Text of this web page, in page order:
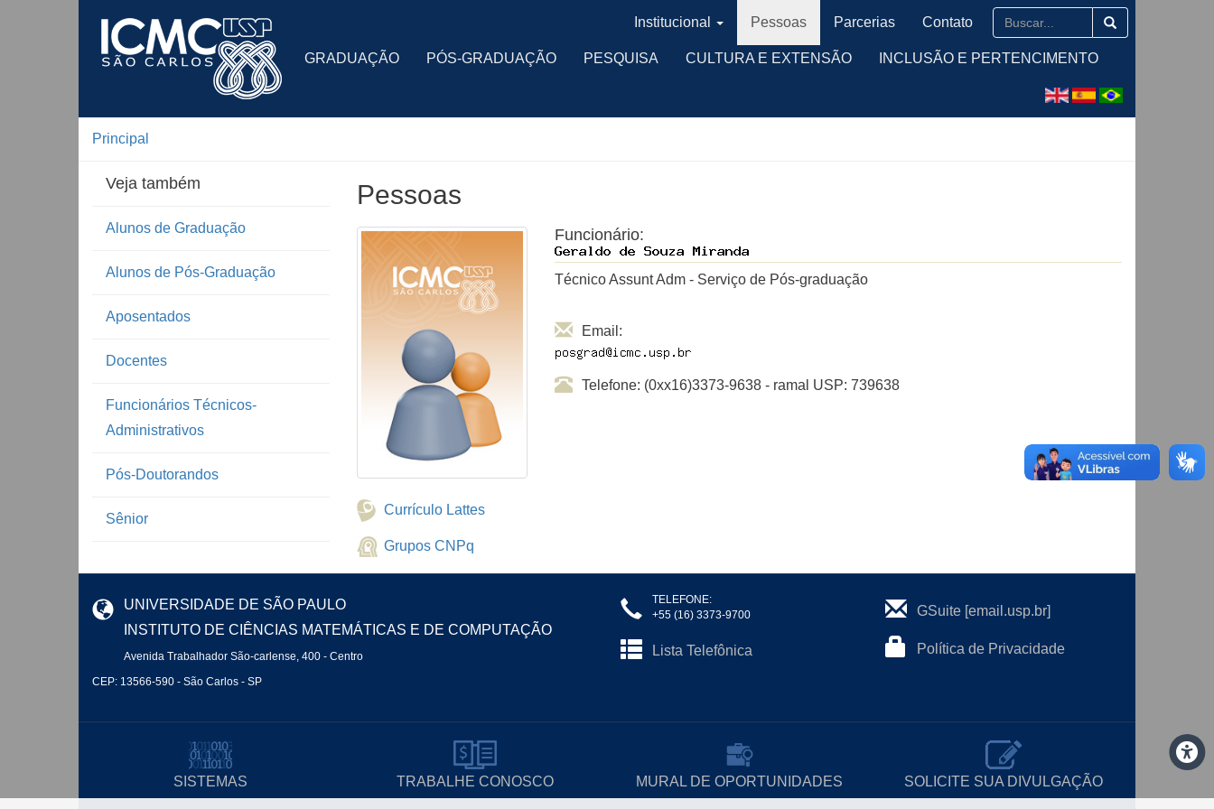
GRADUAÇÃO PÓS-GRADUAÇÃO PESQUISA CULTURA E EXTENSÃO INCLUSÃO E PERTENCIMENTO
Institucional Pessoas Parcerias Contato
Principal
Veja também
Alunos de Graduação
Alunos de Pós-Graduação
Aposentados
Docentes
Funcionários Técnicos-
Administrativos
Pós-Doutorandos
Sênior
Pessoas
Funcionário:
Técnico Assunt Adm - Serviço de Pós-graduação
Email:
Telefone: (0xx16)3373-9638 - ramal USP: 739638
Currículo Lattes
Grupos CNPq
UNIVERSIDADE DE SÃO PAULO
INSTITUTO DE CIÊNCIAS MATEMÁTICAS E DE COMPUTAÇÃO
Avenida Trabalhador São-carlense, 400 - Centro
CEP: 13566-590 - São Carlos - SP
TELEFONE:
+55 (16) 3373-9700
Lista Telefônica
GSuite [email.usp.br]
Política de Privacidade
SISTEMAS TRABALHE CONOSCO MURAL DE OPORTUNIDADES SOLICITE SUA DIVULGAÇÃO